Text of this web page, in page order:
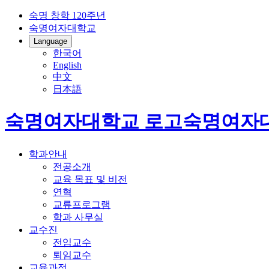
숙명 창학 120주년
숙명여자대학교
Language
한국어
English
中文
日本語
숙명여자대학교 로고숙명여자
학과안내
전공소개
교육 목표 및 비전
연혁
교류프로그램
학과 사무실
교수진
전임교수
퇴임교수